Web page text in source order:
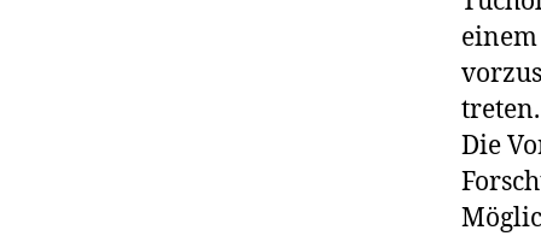
treten.
Die